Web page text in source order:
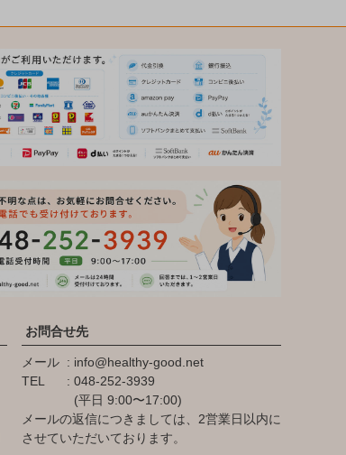
お問合せ先
メール
info@healthy-good.net
TEL
048-252-3939
(平日 9:00〜17:00)
メールの返信につきましては、2営業日以内に
させていただいております。